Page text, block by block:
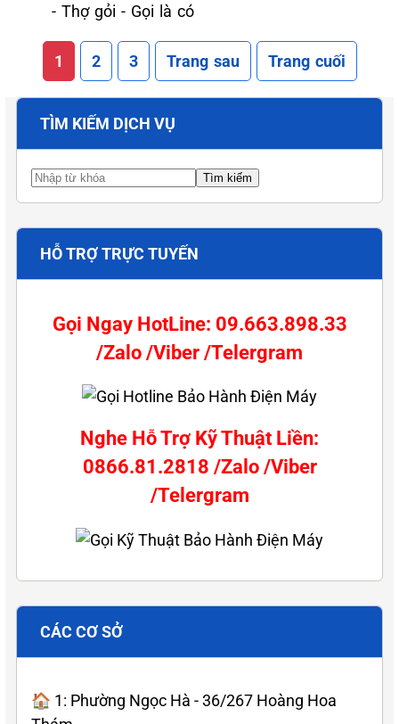
- Thợ gỏi - Gọi là có
1 2 3 Trang sau Trang cuối
TÌM KIẾM DỊCH VỤ
HỖ TRỢ TRỰC TUYẾN
Gọi Ngay HotLine: 09.663.898.33
/Zalo /Viber /Telergram
Nghe Hỗ Trợ Kỹ Thuật Liền:
0866.81.2818 /Zalo /Viber
/Telergram
CÁC CƠ SỞ
🏠 1: Phường Ngọc Hà - 36/267 Hoàng Hoa